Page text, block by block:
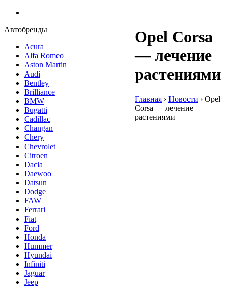
Автобренды
Acura
Alfa Romeo
Aston Martin
Audi
Bentley
Brilliance
BMW
Bugatti
Cadillac
Changan
Chery
Chevrolet
Citroen
Dacia
Daewoo
Datsun
Dodge
FAW
Ferrari
Fiat
Ford
Honda
Hummer
Hyundai
Infiniti
Jaguar
Jeep
Opel Corsa
— лечение
растениями
Главная › Новости › Opel
Corsa — лечение
растениями